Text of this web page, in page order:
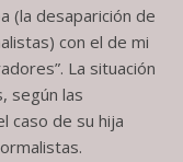
(la desaparición de
con el de mi
La situación
según las
caso de su hija